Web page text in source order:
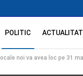
POLITIC
noi va avea loc pe 31